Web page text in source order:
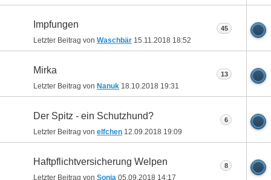
Impfungen
Letzter Beitrag von Waschbär 15.11.2018 18:52
45
Mirka
Letzter Beitrag von Nanuk 18.10.2018 19:31
13
Der Spitz - ein Schutzhund?
Letzter Beitrag von elfchen 12.09.2018 19:09
6
Haftpflichtversicherung Welpen
Letzter Beitrag von Sonja 05.09.2018 14:17
8